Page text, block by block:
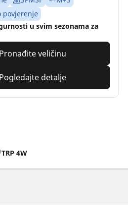
povjerenje
u svim sezonama za
Pronađite veličinu
Pogledajte detalje
TRP 4W